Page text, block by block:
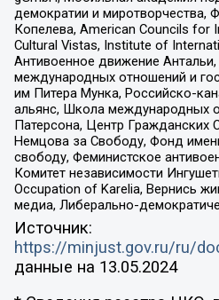
демократии и миротворчества,
Копелева, American Councils for
Cultural Vistas, Institute of
Антивоенное движение
международных отношений и
им Питера Мунка, Российско-
альянс, Школа международных
Патерсона, Центр Гражданских
Немцова за Свободу, Фонд
свободу, Феминистское
Комитет независимости
Occupation of Karelia, Вернись
медиа, Либерально-
Источник:
https://minjust.gov.ru/ru/
данные на 13.05.2024